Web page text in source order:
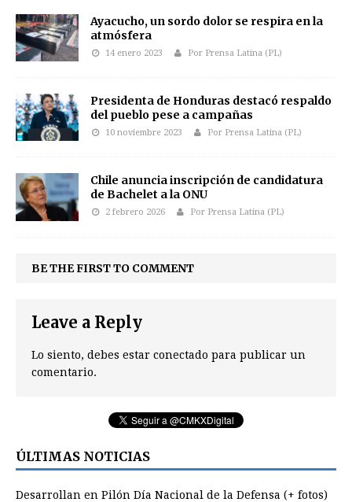
Ayacucho, un sordo dolor se respira en la
atmósfera
14 enero 2023 Por Prensa Latina (PL)
Presidenta de Honduras destacó respaldo
del pueblo pese a campañas
10 noviembre 2023 Por Prensa Latina (PL)
Chile anuncia inscripción de candidatura
de Bachelet a la ONU
2 febrero 2026 Por Prensa Latina (PL)
BE THE FIRST TO COMMENT
Leave a Reply
Lo siento, debes estar conectado para publicar un
comentario.
ÚLTIMAS NOTICIAS
Desarrollan en Pilón Día Nacional de la Defensa (+ fotos)